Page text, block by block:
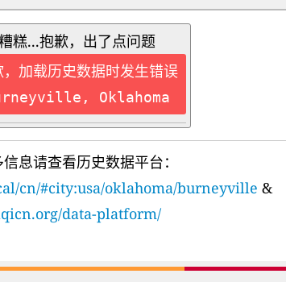
糕...抱歉，出了点问题
，加载历史数据时发生错误
Oklahoma
息请查看历史数据平台：
cn/#city:usa/oklahoma/burneyville &
data-platform/